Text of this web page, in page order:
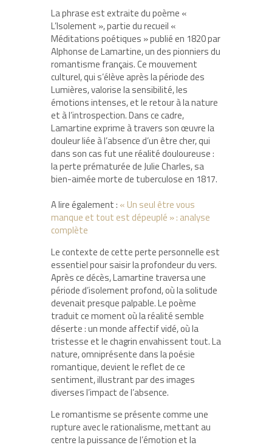
La phrase est extraite du poème «
L’Isolement », partie du recueil «
Méditations poétiques » publié en 1820 par
Alphonse de Lamartine, un des pionniers du
romantisme français. Ce mouvement
culturel, qui s’élève après la période des
Lumières, valorise la sensibilité, les
émotions intenses, et le retour à la nature
et à l’introspection. Dans ce cadre,
Lamartine exprime à travers son œuvre la
douleur liée à l’absence d’un être cher, qui
dans son cas fut une réalité douloureuse :
la perte prématurée de Julie Charles, sa
bien-aimée morte de tuberculose en 1817.
A lire également : « Un seul être vous
manque et tout est dépeuplé » : analyse
complète
Le contexte de cette perte personnelle est
essentiel pour saisir la profondeur du vers.
Après ce décès, Lamartine traversa une
période d’isolement profond, où la solitude
devenait presque palpable. Le poème
traduit ce moment où la réalité semble
déserte : un monde affectif vidé, où la
tristesse et le chagrin envahissent tout. La
nature, omniprésente dans la poésie
romantique, devient le reflet de ce
sentiment, illustrant par des images
diverses l’impact de l’absence.
Le romantisme se présente comme une
rupture avec le rationalisme, mettant au
centre la puissance de l’émotion et la